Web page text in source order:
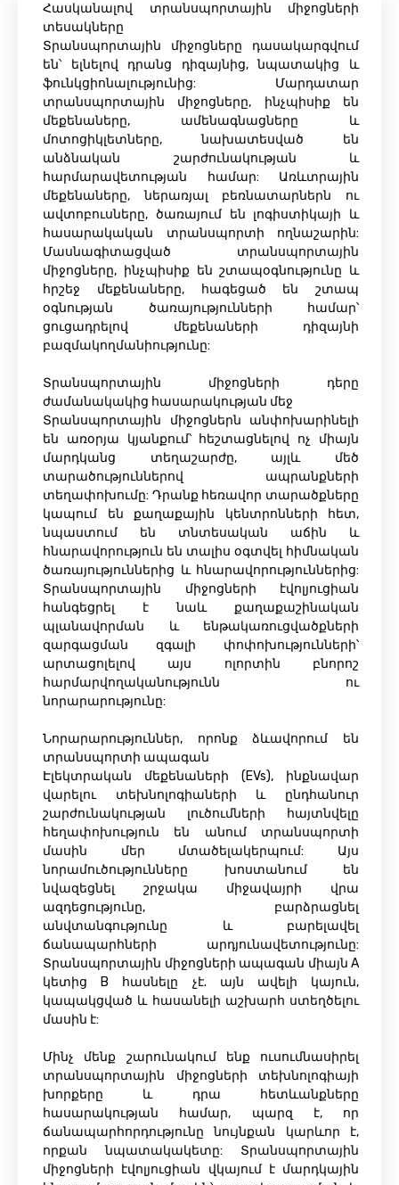
Հասկանալով տրանսպորտային միջոցների
տեսակները
Տրանսպորտային միջոցները դասակարգվում
են՝ ելնելով դրանց դիզայնից, նպատակից և
ֆունկցիոնալությունից: Մարդատար
տրանսպորտային միջոցները, ինչպիսիք են
մեքենաները, ամենագնացները և
մոտոցիկլետները, նախատեսված են
անձնական շարժունակության և
հարմարավետության համար: Առևտրային
մեքենաները, ներառյալ բեռնատարներն ու
ավտոբուսները, ծառայում են լոգիստիկայի և
հասարակական տրանսպորտի ողնաշարին:
Մասնագիտացված տրանսպորտային
միջոցները, ինչպիսիք են շտապօգնությունը և
հրշեջ մեքենաները, հագեցած են շտապ
օգնության ծառայությունների համար՝
ցուցադրելով մեքենաների դիզայնի
բազմակողմանիությունը:
Տրանսպորտային միջոցների դերը
ժամանակակից հասարակության մեջ
Տրանսպորտային միջոցներն անփոխարինելի
են առօրյա կյանքում՝ հեշտացնելով ոչ միայն
մարդկանց տեղաշարժը, այլև մեծ
տարածություններով ապրանքների
տեղափոխումը: Դրանք հեռավոր տարածքները
կապում են քաղաքային կենտրոնների հետ,
նպաստում են տնտեսական աճին և
հնարավորություն են տալիս օգտվել հիմնական
ծառայություններից և հնարավորություններից:
Տրանսպորտային միջոցների էվոլյուցիան
հանգեցրել է նաև քաղաքաշինական
պլանավորման և ենթակառուցվածքների
զարգացման զգալի փոփոխությունների՝
արտացոլելով այս ոլորտին բնորոշ
հարմարվողականությունն ու
նորարարությունը:
Նորարարություններ, որոնք ձևավորում են
տրանսպորտի ապագան
Էլեկտրական մեքենաների (EVs), ինքնավար
վարելու տեխնոլոգիաների և ընդհանուր
շարժունակության լուծումների հայտնվելը
հեղափոխություն են անում տրանսպորտի
մասին մեր մտածելակերպում: Այս
նորամուծությունները խոստանում են
նվազեցնել շրջակա միջավայրի վրա
ազդեցությունը, բարձրացնել
անվտանգությունը և բարելավել
ճանապարհների արդյունավետությունը:
Տրանսպորտային միջոցների ապագան միայն A
կետից B հասնելը չէ. այն ավելի կայուն,
կապակցված և հասանելի աշխարհ ստեղծելու
մասին է:
Մինչ մենք շարունակում ենք ուսումնասիրել
տրանսպորտային միջոցների տեխնոլոգիայի
խորքերը և դրա հետևանքները
հասարակության համար, պարզ է, որ
ճանապարհորդությունը նույնքան կարևոր է,
որքան նպատակակետը: Տրանսպորտային
միջոցների էվոլյուցիան վկայում է մարդկային